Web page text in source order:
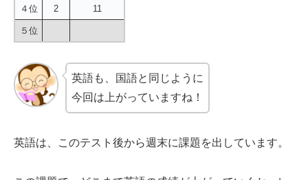
４位 2 11
５位
英語も、国語と同じように
今回は上がっていますね！
英語は、このテスト後から週末に課題を出しています。